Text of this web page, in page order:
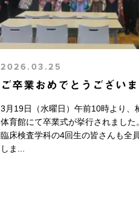
2026.03.25
ご卒業おめでとうございま
3月19日（水曜日）午前10時より、
体育館にて卒業式が挙行されました
臨床検査学科の4回生の皆さんも全
しま...